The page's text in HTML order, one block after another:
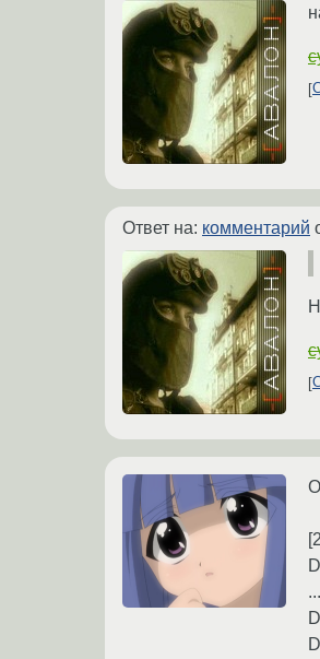
Ответ на: комментарий
...